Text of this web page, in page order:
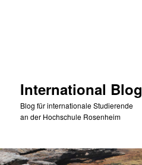
International Blog
Blog für internationale Studierende
an der Hochschule Rosenheim